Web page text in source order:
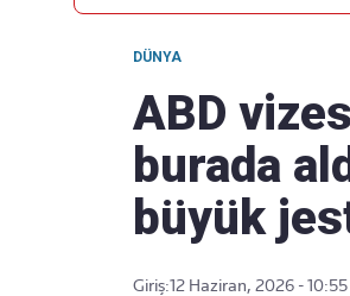
DÜNYA
ABD
burada
büyük
Giriş:12 Haziran, 2026 - 10:55